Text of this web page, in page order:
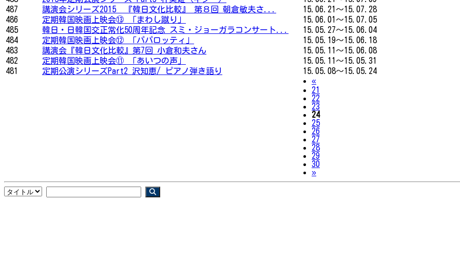
487
講演会シリーズ2015 『韓日文化比較』 第８回 朝倉敏夫さ...
15.06.21～15.07.28
486
定期韓国映画上映会⑬ 「まわし蹴り」
15.06.01～15.07.05
485
韓日・日韓国交正常化50周年記念 スミ・ジョーガラコンサート...
15.05.27～15.06.04
484
定期韓国映画上映会⑫ 「パパロッティ」
15.05.19～15.06.18
483
講演会『韓日文化比較』第7回 小倉和夫さん
15.05.11～15.06.08
482
定期韓国映画上映会⑪ 「あいつの声」
15.05.11～15.05.31
481
定期公演シリーズPart2 沢知恵/ ピアノ弾き語り
15.05.08～15.05.24
«Previous
21
22
23
24
25
26
27
28
29
30
»Next